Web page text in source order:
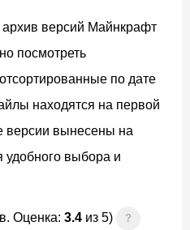
архив версий Майнкрафт
посмотреть
по дате
находятся на первой
версии вынесены на
выбора и
Оценка: 3.4 из 5) ?